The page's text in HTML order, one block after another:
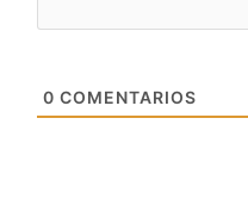
0 COMENTARIOS